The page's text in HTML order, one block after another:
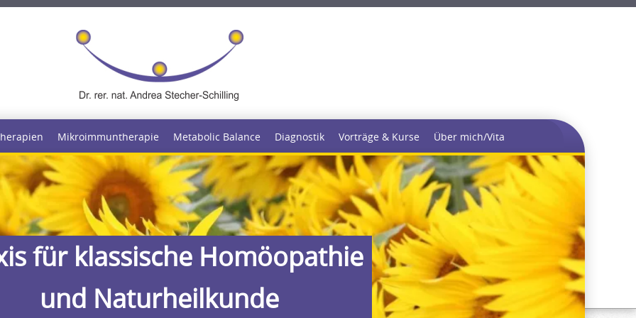
Mikroimmuntherapie Metabolic Balance Diagnostik Vorträge & Kurse Über mich/Vita
für klassische Homöopathie
und Naturheilkunde